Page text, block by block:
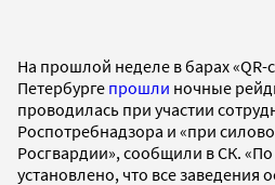
На прошлой неделе в барах «QR-
Петербурге прошли ночные
проводилась при участии
Роспотребнадзора и «при
Росгвардии», сообщили в СК.
установлено, что все заведения